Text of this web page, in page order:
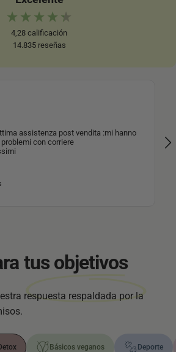
4,28 calificación
14.835 reseñas
assistenza post vendita :mi hanno
con corriere
tus objetivos
respuesta respaldada por la
Básicos veganos Deporte